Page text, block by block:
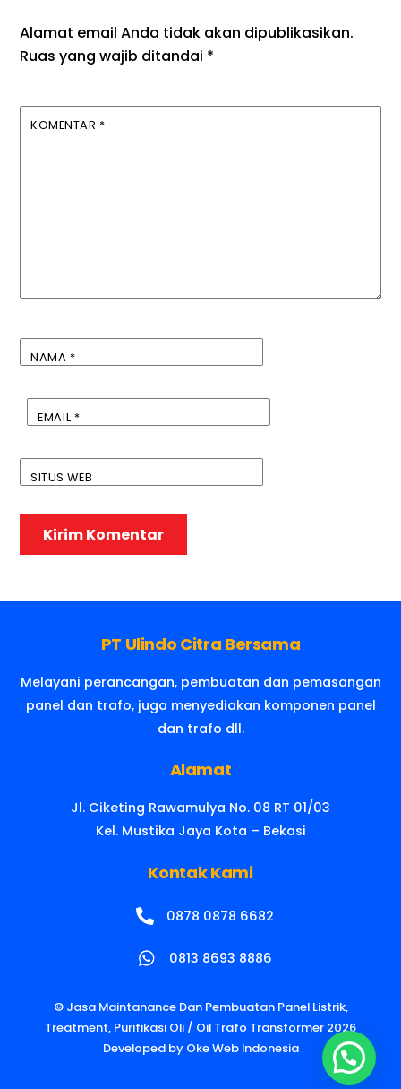
Alamat email Anda tidak akan dipublikasikan.
Ruas yang wajib ditandai *
KOMENTAR *
NAMA *
EMAIL *
SITUS WEB
PT Ulindo Citra Bersama
Melayani perancangan, pembuatan dan pemasangan
panel dan trafo, juga menyediakan komponen panel
dan trafo dll.
Alamat
Jl. Ciketing Rawamulya No. 08 RT 01/03
Kel. Mustika Jaya Kota – Bekasi
Kontak Kami
0878 0878 6682
0813 8693 8886
© Jasa Maintanance Dan Pembuatan Panel Listrik,
Treatment, Purifikasi Oli / Oil Trafo Transformer 2026
Developed by Oke Web Indonesia